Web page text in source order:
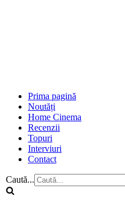
Prima pagină
Noutăți
Home Cinema
Recenzii
Topuri
Interviuri
Contact
Caută...